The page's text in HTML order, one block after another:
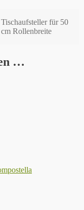
für 50
Rollenbreite
…